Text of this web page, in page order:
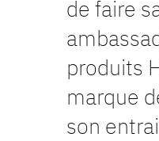
de faire
produits
marque
son